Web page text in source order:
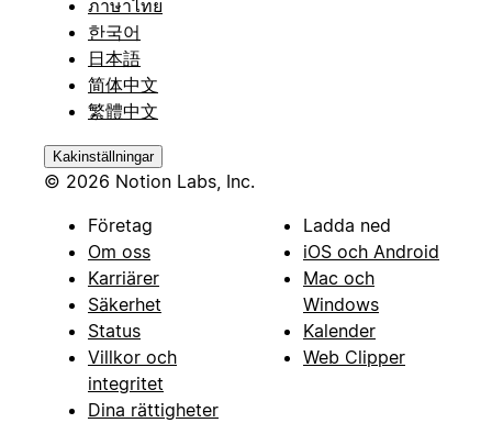
ภาษาไทย
한국어
日本語
简体中文
繁體中文
Kakinställningar
© 2026 Notion Labs, Inc.
Företag
Om oss
Karriärer
Säkerhet
Status
Villkor och
integritet
Dina rättigheter
Ladda ned
iOS och Android
Mac och
Windows
Kalender
Web Clipper